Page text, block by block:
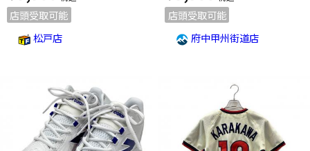
店頭受取可能
松戸店
店頭受取可能
府中甲州街道店